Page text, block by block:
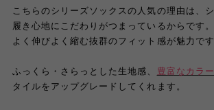
こちらのシリーズソックスの人気の理由は、
履き心地にこだわりがつまっているからです。
よく伸びよく縮む抜群のフィット感が魅力です
ふっくら・さらっとした生地感、 豊富なカラ
タイルをアップグレードしてくれます。